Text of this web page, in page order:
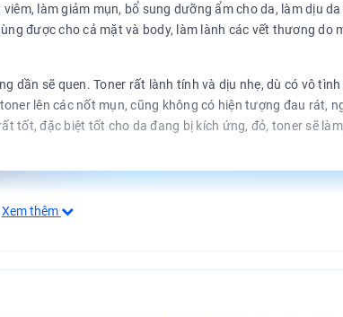
làm giảm mụn, bổ sung dưỡng ẩm cho da, làm dịu
được cho cả mặt và body, làm lành các vết thương do
dần sẽ quen. Toner rất lành tính và dịu nhẹ, dù có vô tình
lên các nốt mụn, cũng không có hiện tượng đau rát,
tốt, đặc biệt tốt cho da đang bị kích ứng, đỏ, toner sẽ
Xem thêm